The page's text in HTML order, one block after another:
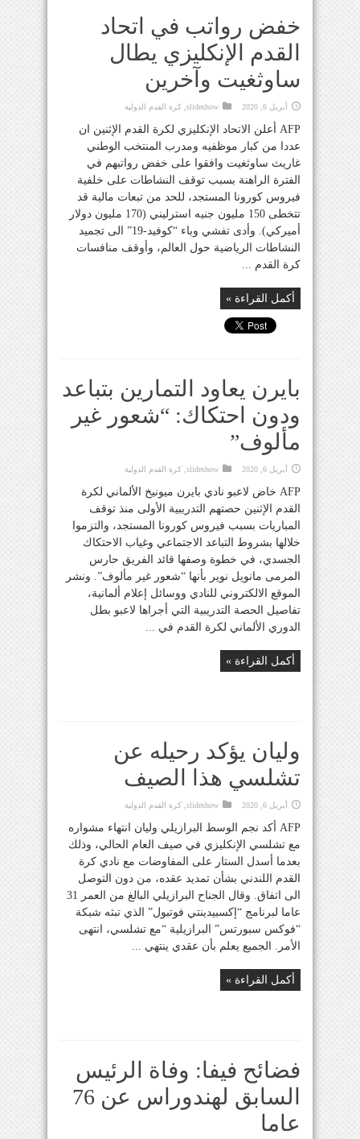
خفض رواتب في اتحاد
القدم الإنكليزي يطال
ساوثغيت وآخرين
أبريل 6, 2020 slideshow كرة القدم الدولية
AFP أعلن الاتحاد الإنكليزي لكرة القدم الإثنين ان
عددا من كبار موظفيه ومدرب المنتخب الوطني
غاريث ساوثغيت وافقوا على خفض رواتبهم في
الفترة الراهنة بسبب توقف النشاطات على خلفية
فيروس كورونا المستجد، للحد من تبعات مالية قد
تتخطى 150 مليون جنيه استرليني (170 مليون دولار
أميركي). وأدى تفشي وباء “كوفيد-19” الى تجميد
النشاطات الرياضية حول العالم، وأوقف منافسات
كرة القدم ...
أكمل القراءة »
بايرن يعاود التمارين بتباعد
ودون احتكاك: “شعور غير
مألوف”
أبريل 6, 2020 slideshow كرة القدم الدولية
AFP خاض لاعبو نادي بايرن ميونيخ الألماني لكرة
القدم الإثنين حصتهم التدريبية الأولى منذ توقف
المباريات بسبب فيروس كورونا المستجد، والتزموا
خلالها بشروط التباعد الاجتماعي وغياب الاحتكاك
الجسدي، في خطوة وصفها قائد الفريق حارس
المرمى مانويل نوير بأنها “شعور غير مألوف”. ونشر
الموقع الالكتروني للنادي ووسائل إعلام ألمانية،
تفاصيل الحصة التدريبية التي أجراها لاعبو بطل
الدوري الألماني لكرة القدم في ...
أكمل القراءة »
وليان يؤكد رحيله عن
تشلسي هذا الصيف
أبريل 6, 2020 slideshow كرة القدم الدولية
AFP أكد نجم الوسط البرازيلي وليان انتهاء مشواره
مع تشلسي الإنكليزي في صيف العام الحالي، وذلك
بعدما أسدل الستار على المفاوضات مع نادي كرة
القدم اللندني بشأن تمديد عقده، من دون التوصل
الى اتفاق. وقال الجناح البرازيلي البالغ من العمر 31
عاما لبرنامج “إكسبيدينتي فوتبول” الذي تبثه شبكة
“فوكس سبورتس” البرازيلية “مع تشلسي، انتهى
الأمر. الجميع يعلم بأن عقدي ينتهي ...
أكمل القراءة »
فضائح فيفا: وفاة الرئيس
السابق لهندوراس عن 76
عاما